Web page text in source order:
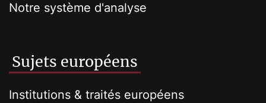
Notre système d'analyse
Sujets européens
Institutions & traités européens